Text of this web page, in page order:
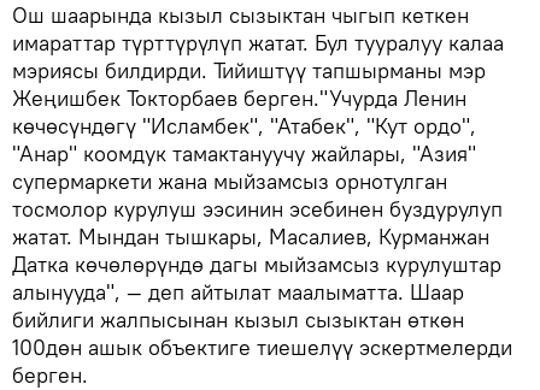
Ош шаарында кызыл сызыктан чыгып кеткен
имараттар түрттүрүлүп жатат. Бул тууралуу калаа
мэриясы билдирди. Тийиштүү тапшырманы мэр
Жеңишбек Токторбаев берген."Учурда Ленин
көчөсүндөгү "Исламбек", "Атабек", "Кут ордо",
"Анар" коомдук тамактануучу жайлары, "Азия"
супермаркети жана мыйзамсыз орнотулган
тосмолор курулуш ээсинин эсебинен буздурулуп
жатат. Мындан тышкары, Масалиев, Курманжан
Датка көчөлөрүндө дагы мыйзамсыз курулуштар
алынууда", — деп айтылат маалыматта. Шаар
бийлиги жалпысынан кызыл сызыктан өткөн
100дөн ашык объектиге тиешелүү эскертмелерди
берген.